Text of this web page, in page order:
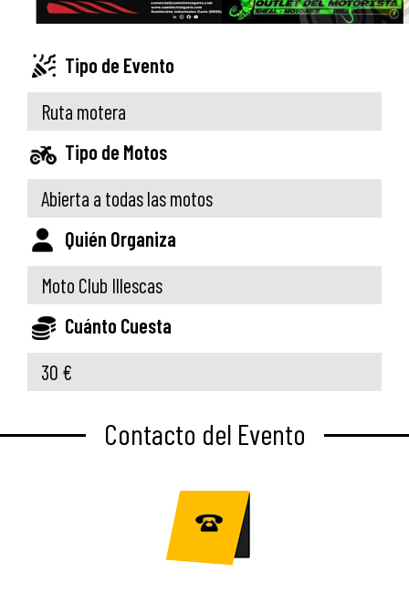
Tipo de Evento
Ruta motera
Tipo de Motos
Abierta a todas las motos
Quién Organiza
Moto Club Illescas
Cuánto Cuesta
30 €
Contacto del Evento